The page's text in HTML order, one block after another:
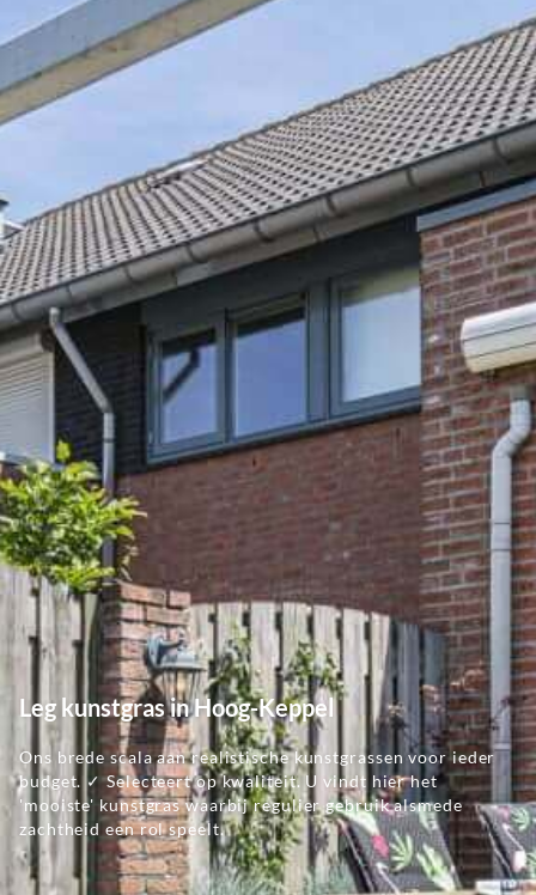
Leg kunstgras in Hoog-Keppel
Ons brede scala aan realistische kunstgrassen voor ieder
budget. ✓ Selecteert op kwaliteit. U vindt hier het
'mooiste' kunstgras waarbij regulier gebruik alsmede
zachtheid een rol speelt.